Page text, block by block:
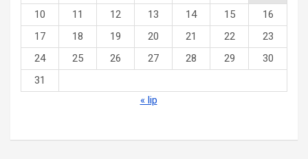
10
11 12 13 14 15
16
17
18 19 20 21 22
23
24
25 26 27 28 29
30
31
« lip